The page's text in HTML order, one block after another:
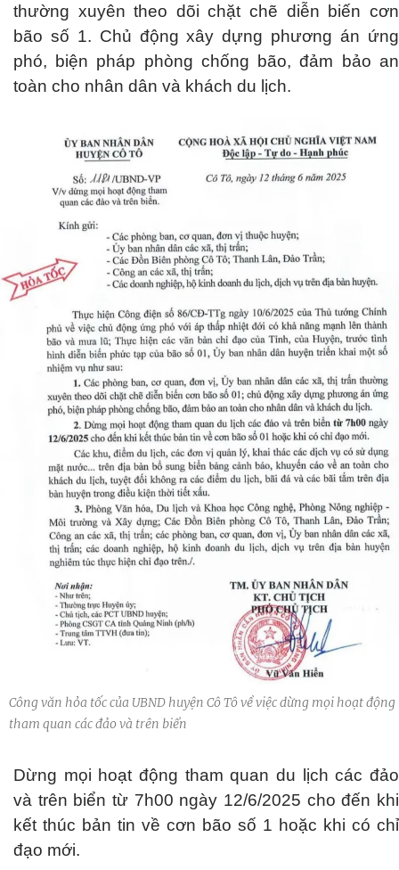
thường xuyên theo dõi chặt chẽ diễn biến cơn
bão số 1. Chủ động xây dựng phương án ứng
phó, biện pháp phòng chống bão, đảm bảo an
toàn cho nhân dân và khách du lịch.
Công văn hỏa tốc của UBND huyện Cô Tô về việc dừng mọi hoạt động
tham quan các đảo và trên biển
Dừng mọi hoạt động tham quan du lịch các đảo
và trên biển từ 7h00 ngày 12/6/2025 cho đến khi
kết thúc bản tin về cơn bão số 1 hoặc khi có chỉ
đạo mới.